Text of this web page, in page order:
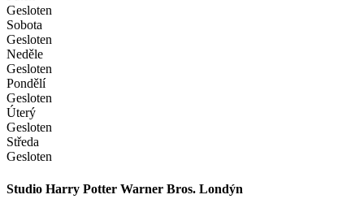
Gesloten
Sobota
Gesloten
Neděle
Gesloten
Pondělí
Gesloten
Úterý
Gesloten
Středa
Gesloten
Studio Harry Potter Warner Bros. Londýn